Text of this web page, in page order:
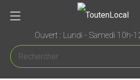
Ouvert : Lundi - Samedi 10h-